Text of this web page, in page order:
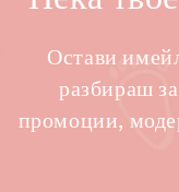
Остави
разбираш
промоции,